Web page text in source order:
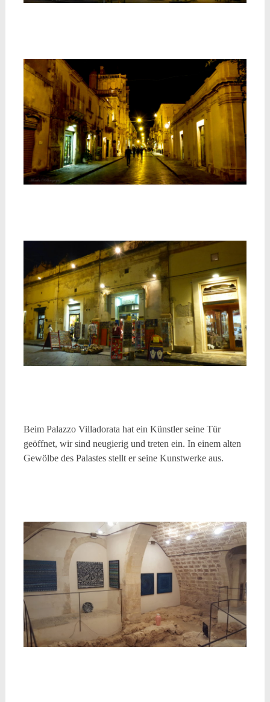
Beim Palazzo Villadorata hat ein Künstler seine Tür
geöffnet, wir sind neugierig und treten ein. In einem alten
Gewölbe des Palastes stellt er seine Kunstwerke aus.